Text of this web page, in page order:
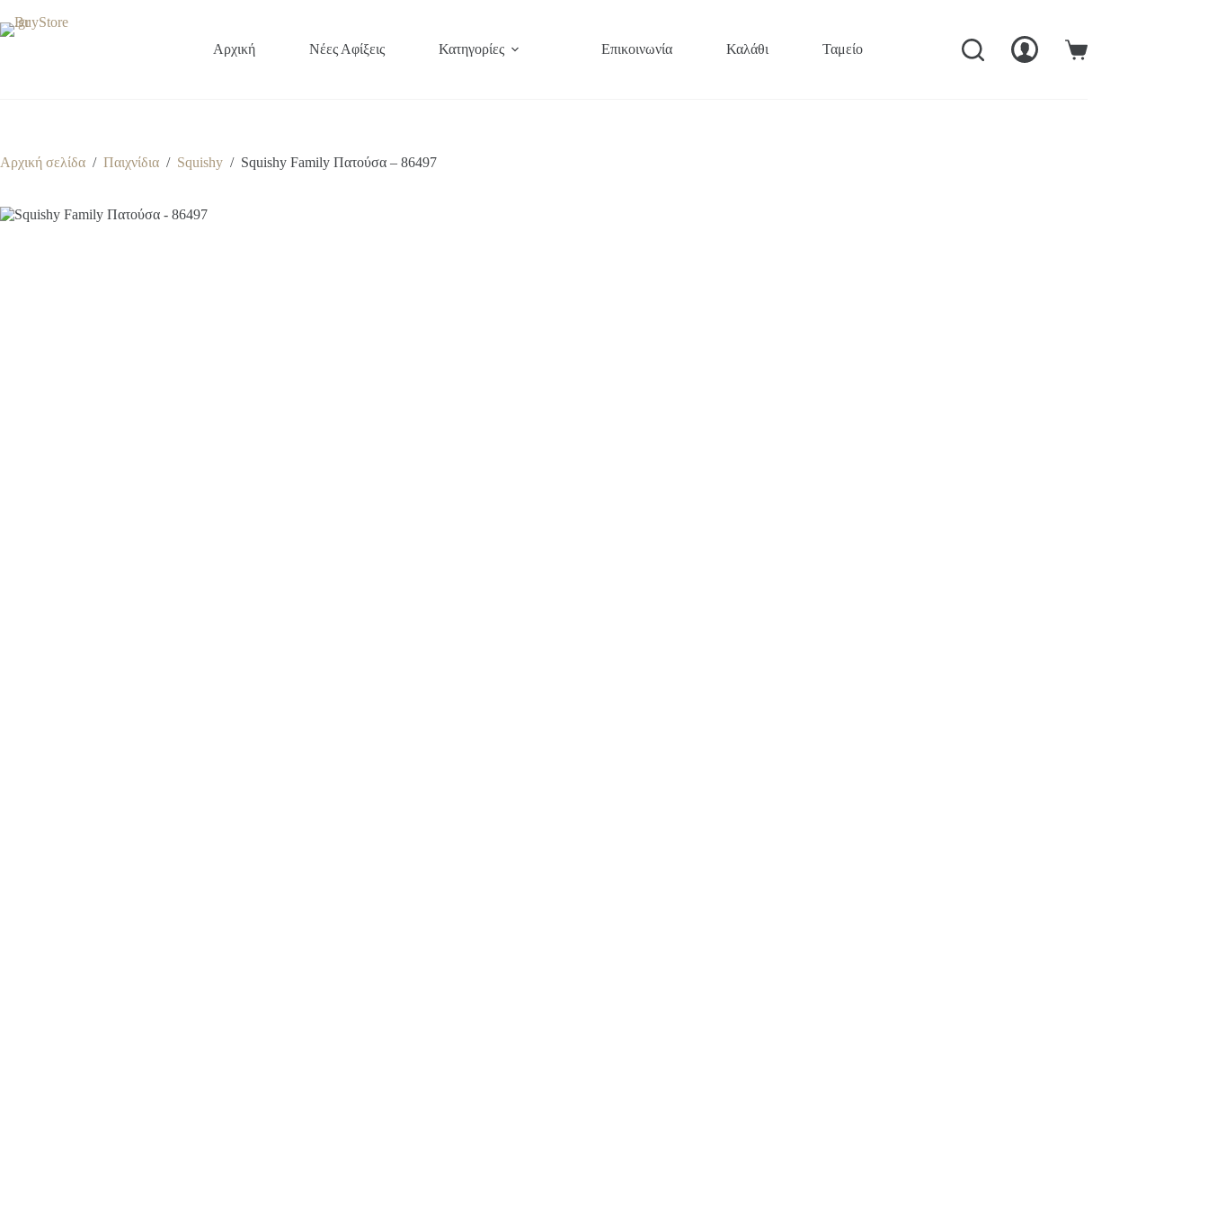
στο
περιεχόμενο
Αρχική Νέες Αφίξεις Κατηγορίες Επικοινωνία Καλάθι Ταμείο Ο Λογαριασμός Μού
Καλάθι
Αρχική σελίδα / Παιχνίδια / Squishy / Squishy Family Πατούσα – 86497